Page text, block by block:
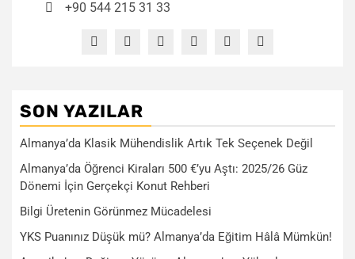
+90 544 215 31 33
SON YAZILAR
Almanya’da Klasik Mühendislik Artık Tek Seçenek Değil
Almanya’da Öğrenci Kiraları 500 €’yu Aştı: 2025/26 Güz
Dönemi İçin Gerçekçi Konut Rehberi
Bilgi Üretenin Görünmez Mücadelesi
YKS Puanınız Düşük mü? Almanya’da Eğitim Hâlâ Mümkün!